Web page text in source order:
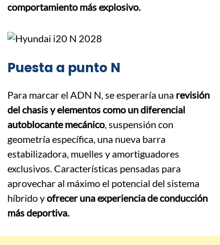
comportamiento más explosivo.
Puesta a punto N
Para marcar el ADN N, se esperaría una revisión
del chasis y elementos como un diferencial
autoblocante mecánico, suspensión con
geometría específica, una nueva barra
estabilizadora, muelles y amortiguadores
exclusivos. Características pensadas para
aprovechar al máximo el potencial del sistema
híbrido yofrecer una experiencia de conducción
más deportiva.